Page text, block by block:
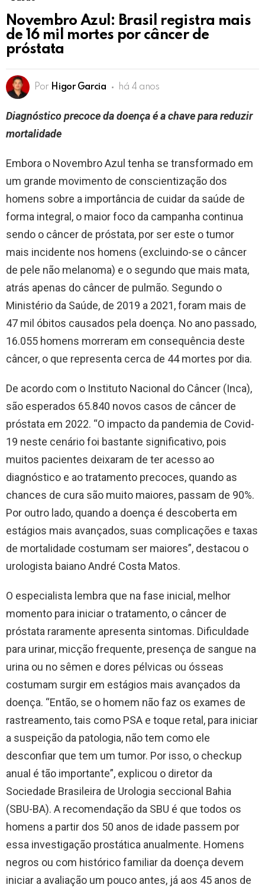
Novembro Azul: Brasil registra mais
de 16 mil mortes por câncer de
próstata
Por Higor Garcia há 4 anos
Diagnóstico precoce da doença é a chave para reduzir
mortalidade
Embora o Novembro Azul tenha se transformado em
um grande movimento de conscientização dos
homens sobre a importância de cuidar da saúde de
forma integral, o maior foco da campanha continua
sendo o câncer de próstata, por ser este o tumor
mais incidente nos homens (excluindo-se o câncer
de pele não melanoma) e o segundo que mais mata,
atrás apenas do câncer de pulmão. Segundo o
Ministério da Saúde, de 2019 a 2021, foram mais de
47 mil óbitos causados pela doença. No ano passado,
16.055 homens morreram em consequência deste
câncer, o que representa cerca de 44 mortes por dia.
De acordo com o Instituto Nacional do Câncer (Inca),
são esperados 65.840 novos casos de câncer de
próstata em 2022. “O impacto da pandemia de Covid-
19 neste cenário foi bastante significativo, pois
muitos pacientes deixaram de ter acesso ao
diagnóstico e ao tratamento precoces, quando as
chances de cura são muito maiores, passam de 90%.
Por outro lado, quando a doença é descoberta em
estágios mais avançados, suas complicações e taxas
de mortalidade costumam ser maiores”, destacou o
urologista baiano André Costa Matos.
O especialista lembra que na fase inicial, melhor
momento para iniciar o tratamento, o câncer de
próstata raramente apresenta sintomas. Dificuldade
para urinar, micção frequente, presença de sangue na
urina ou no sêmen e dores pélvicas ou ósseas
costumam surgir em estágios mais avançados da
doença. “Então, se o homem não faz os exames de
rastreamento, tais como PSA e toque retal, para iniciar
a suspeição da patologia, não tem como ele
desconfiar que tem um tumor. Por isso, o checkup
anual é tão importante”, explicou o diretor da
Sociedade Brasileira de Urologia seccional Bahia
(SBU-BA). A recomendação da SBU é que todos os
homens a partir dos 50 anos de idade passem por
essa investigação prostática anualmente. Homens
negros ou com histórico familiar da doença devem
iniciar a avaliação um pouco antes, já aos 45 anos de